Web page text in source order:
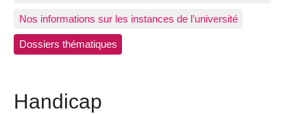
Nos informations sur les instances de l’université
Dossiers thématiques
Handicap